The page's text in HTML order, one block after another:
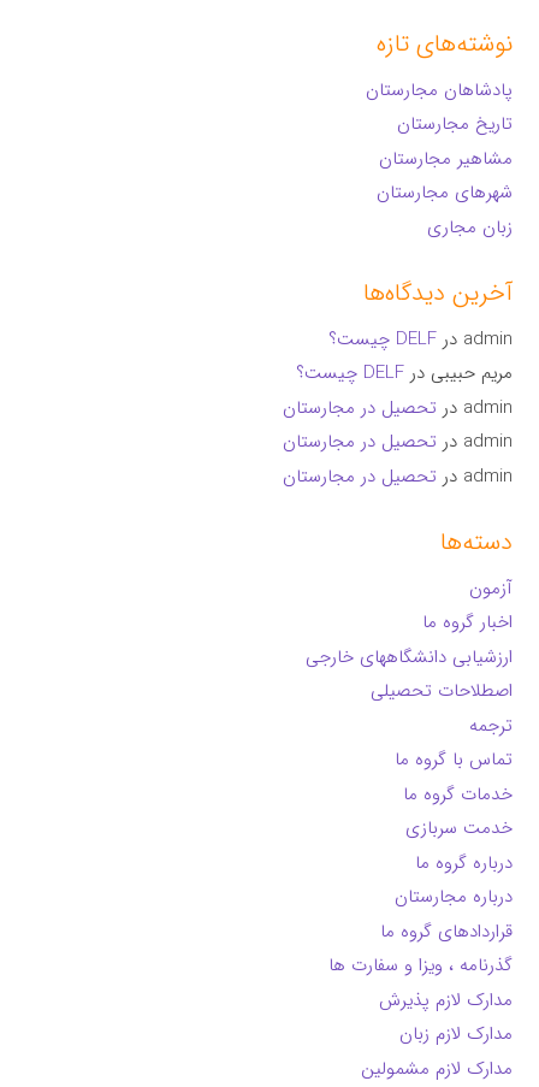
نوشته‌های تازه
پادشاهان مجارستان
تاریخ مجارستان
مشاهیر مجارستان
شهرهای مجارستان
زبان مجاری
آخرین دیدگاه‌ها
admin درDELF چیست؟
مریم حبیبی درDELF چیست؟
admin در تحصیل در مجارستان
admin در تحصیل در مجارستان
admin در تحصیل در مجارستان
دسته‌ها
آزمون
اخبار گروه ما
ارزشیابی دانشگاههای خارجی
اصطلاحات تحصیلی
ترجمه
تماس با گروه ما
خدمات گروه ما
خدمت سربازی
درباره گروه ما
درباره مجارستان
قراردادهای گروه ما
گذرنامه ، ویزا و سفارت ها
مدارک لازم پذیرش
مدارک لازم زبان
مدارک لازم مشمولین